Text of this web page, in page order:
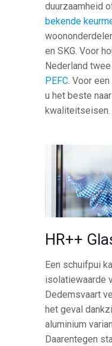
duurzaamheid
bekende
en SKG. Voor
Nederland
PEFC. Voor
u het beste
kwaliteitseisen.
HR++
Een schuifpui
isolatiewaarde
Dedemsvaart
het geval
aluminium
Daarentegen